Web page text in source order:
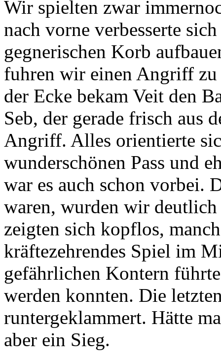
Wir spielten zwar
nach vorne verbesserte
gegnerischen Korb
fuhren wir einen Angriff
der Ecke bekam Veit den
Seb, der gerade frisch aus
Angriff. Alles orientierte
wunderschönen Pass und
war es auch schon vorbei.
waren, wurden wir
zeigten sich kopflos,
kräftezehrendes Spiel im
gefährlichen Kontern
werden konnten. Die
runtergeklammert. Hätte
aber ein Sieg.